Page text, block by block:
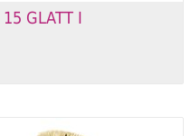
15 GLATT I